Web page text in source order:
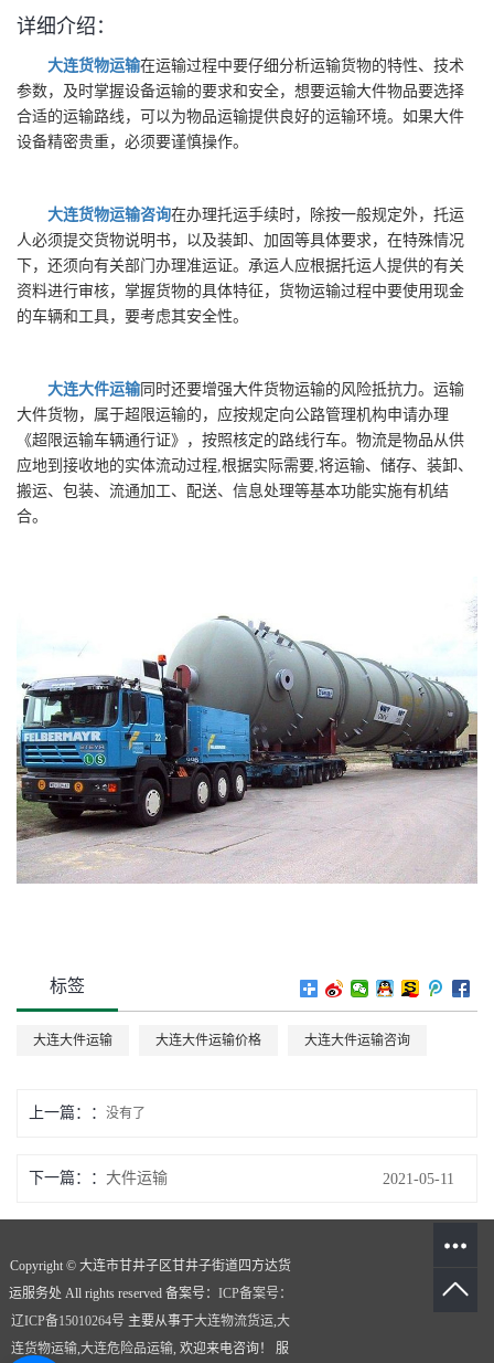
详细介绍：
大连货物运输在运输过程中要仔细分析运输货物的特性、技术
参数，及时掌握设备运输的要求和安全，想要运输大件物品要选择
合适的运输路线，可以为物品运输提供良好的运输环境。如果大件
设备精密贵重，必须要谨慎操作。
大连货物运输咨询在办理托运手续时，除按一般规定外，托运
人必须提交货物说明书，以及装卸、加固等具体要求，在特殊情况
下，还须向有关部门办理准运证。承运人应根据托运人提供的有关
资料进行审核，掌握货物的具体特征，货物运输过程中要使用现金
的车辆和工具，要考虑其安全性。
大连大件运输同时还要增强大件货物运输的风险抵抗力。运输
大件货物，属于超限运输的，应按规定向公路管理机构申请办理
《超限运输车辆通行证》，按照核定的路线行车。物流是物品从供
应地到接收地的实体流动过程,根据实际需要,将运输、储存、装卸、
搬运、包装、流通加工、配送、信息处理等基本功能实施有机结
合。
标签
大连大件运输 大连大件运输价格 大连大件运输咨询
上一篇： 没有了
下一篇： 大件运输 2021-05-11
Copyright © 大连市甘井子区甘井子街道四方达货
运服务处 All rights reserved 备案号： ICP备案号：
辽ICP备15010264号 主要从事于大连物流货运,大
连货物运输,大连危险品运输, 欢迎来电咨询！服